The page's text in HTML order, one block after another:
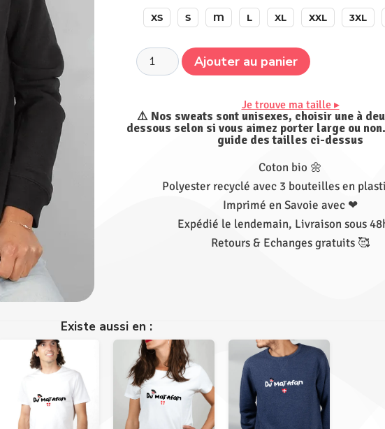
XS S M L XL XXL 3XL
Ajouter au panier
Je trouve ma taille ▸
⚠️ Nos sweats sont unisexes, choisir une à
dessous selon si vous aimez porter large ou
guide des tailles ci-dessus
Coton bio 🌼
Polyester recyclé avec 3 bouteilles en
Imprimé en Savoie avec ❤
Expédié le lendemain, Livraison sous
Retours & Echanges gratuits 🥰
Existe aussi en :